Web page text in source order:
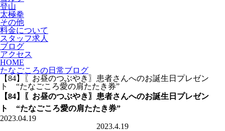
登山
太極拳
その他
料金について
スタッフ求人
ブログ
アクセス
HOME
たなごころの日常ブログ
【84】〖お昼のつぶやき〗患者さんへのお誕生日プレゼン
ト “たなごころ愛の肩たたき券”
【84】〖お昼のつぶやき〗患者さんへのお誕生日プレゼン
ト “たなごころ愛の肩たたき券”
2023.04.19
2023.4.19